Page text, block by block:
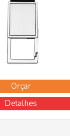
Orçar
Detalhes